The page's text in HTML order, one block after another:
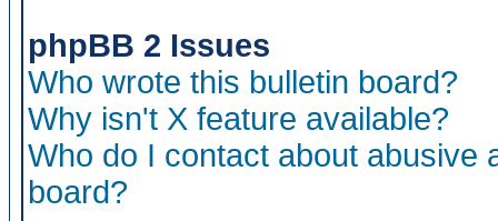
phpBB 2 Issues
Who wrote this bulletin board?
Why isn't X feature available?
Who do I contact about abusive
board?